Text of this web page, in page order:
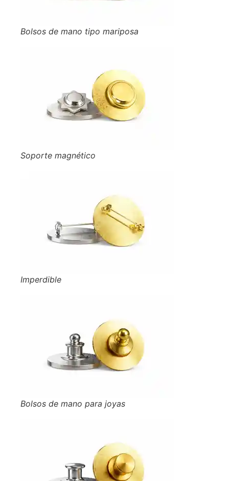
Bolsos de mano tipo mariposa
Soporte magnético
Imperdible
Bolsos de mano para joyas